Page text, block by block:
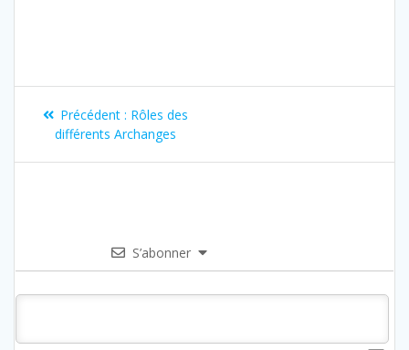
Précédent : Rôles des
différents Archanges
S’abonner